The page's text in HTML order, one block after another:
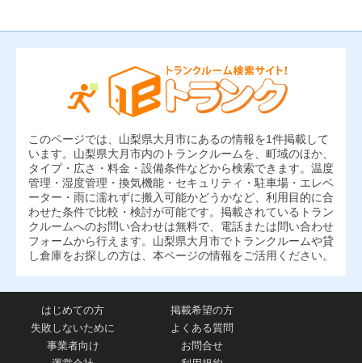
このページでは、山梨県大月市にあるの情報を1件掲載して
います。山梨県大月市内のトランクルームを、町域のほか、
タイプ・広さ・料金・設備条件などから検索できます。温度
管理・湿度管理・換気機能・セキュリティ・駐車場・エレベ
ーター・雨に濡れずに搬入可能かどうかなど、利用目的に合
わせた条件で比較・検討が可能です。掲載されているトラン
クルームへのお問い合わせは無料で、電話または問い合わせ
フォームから行えます。山梨県大月市でトランクルームや貸
し倉庫をお探しの方は、本ページの情報をご活用ください。
はじめての方
掲載希望の方
失敗しないために
よくある質問
事業者向け
お問合せ